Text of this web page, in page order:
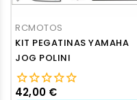
RCMOTOS
KIT PEGATINAS YAMAHA
JOG POLINI
42,00 €